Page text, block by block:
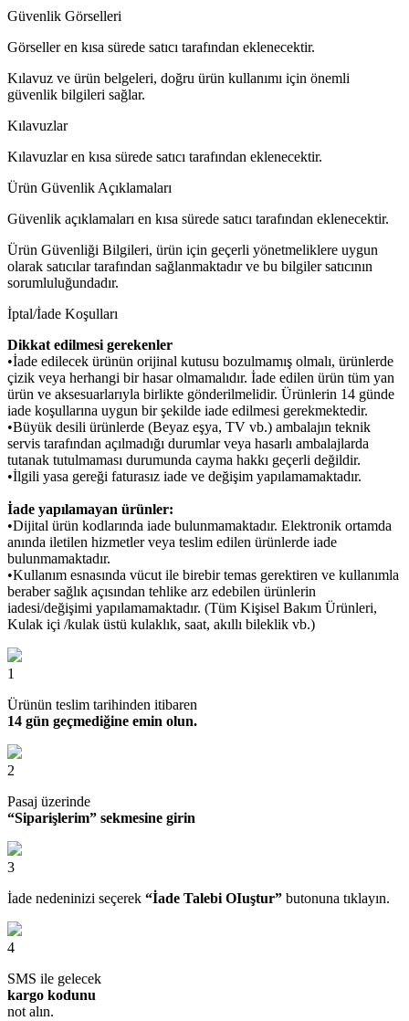
Güvenlik Görselleri
Görseller en kısa sürede satıcı tarafından eklenecektir.
Kılavuz ve ürün belgeleri, doğru ürün kullanımı için önemli
güvenlik bilgileri sağlar.
Kılavuzlar
Kılavuzlar en kısa sürede satıcı tarafından eklenecektir.
Ürün Güvenlik Açıklamaları
Güvenlik açıklamaları en kısa sürede satıcı tarafından eklenecektir.
Ürün Güvenliği Bilgileri, ürün için geçerli yönetmeliklere uygun
olarak satıcılar tarafından sağlanmaktadır ve bu bilgiler satıcının
sorumluluğundadır.
İptal/İade Koşulları
Dikkat edilmesi gerekenler
•İade edilecek ürünün orijinal kutusu bozulmamış olmalı, ürünlerde
çizik veya herhangi bir hasar olmamalıdır. İade edilen ürün tüm yan
ürün ve aksesuarlarıyla birlikte gönderilmelidir. Ürünlerin 14 günde
iade koşullarına uygun bir şekilde iade edilmesi gerekmektedir.
•Büyük desili ürünlerde (Beyaz eşya, TV vb.) ambalajın teknik
servis tarafından açılmadığı durumlar veya hasarlı ambalajlarda
tutanak tutulmaması durumunda cayma hakkı geçerli değildir.
•İlgili yasa gereği faturasız iade ve değişim yapılamamaktadır.
İade yapılamayan ürünler:
•Dijital ürün kodlarında iade bulunmamaktadır. Elektronik ortamda
anında iletilen hizmetler veya teslim edilen ürünlerde iade
bulunmamaktadır.
•Kullanım esnasında vücut ile birebir temas gerektiren ve kullanımla
beraber sağlık açısından tehlike arz edebilen ürünlerin
iadesi/değişimi yapılamamaktadır. (Tüm Kişisel Bakım Ürünleri,
Kulak içi /kulak üstü kulaklık, saat, akıllı bileklik vb.)
1
Ürünün teslim tarihinden itibaren
14 gün geçmediğine emin olun.
2
Pasaj üzerinde
“Siparişlerim” sekmesine girin
3
İade nedeninizi seçerek “İade Talebi OIuştur” butonuna tıklayın.
4
SMS ile gelecek
kargo kodunu
not alın.